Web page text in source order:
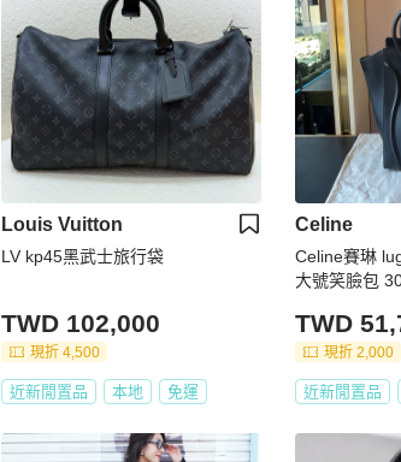
Louis Vuitton
LV kp45黑武士旅行袋
TWD 102,000
現折 4,500
近新閒置品 本地 免運
Celine
Celine賽琳
大號笑臉包
TWD
現折 2,000
近新閒置品